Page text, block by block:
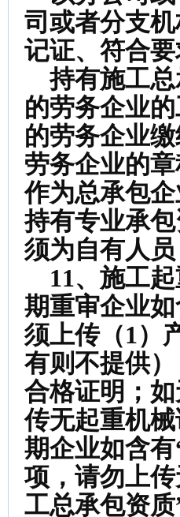
司或者分支
记证、符合
持有施工总
的劳务企业
的劳务企业
劳务企业的
作为总承包
持有专业承
须为自有人
11、施工
期重审企业
须上传（1）
有则不提供
合格证明；
传无起重机
期企业如含
项，请勿上
工总承包资